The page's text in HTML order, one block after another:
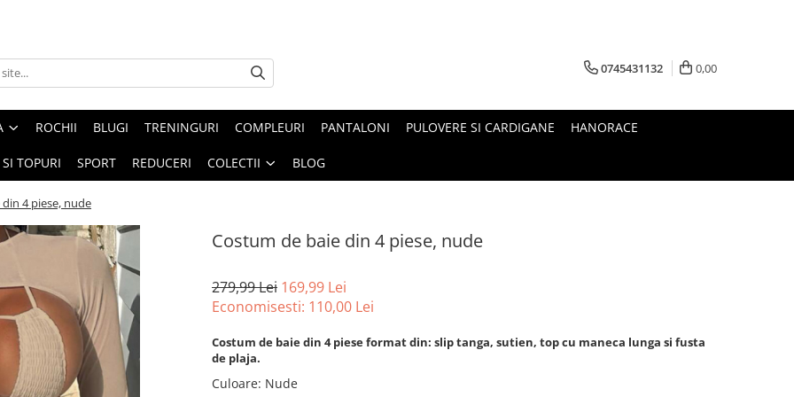
0745431132 0,00
ROCHII BLUGI TRENINGURI COMPLEURI PANTALONI PULOVERE SI CARDIGANE HANORACE
TOPURI SPORT REDUCERI COLECTII BLOG
4 piese, nude
Costum de baie din 4 piese, nude
279,99 Lei 169,99 Lei
Economisesti: 110,00 Lei
Costum de baie din 4 piese format din: slip tanga, sutien, top cu maneca lunga si fusta
de plaja.
Culoare: Nude